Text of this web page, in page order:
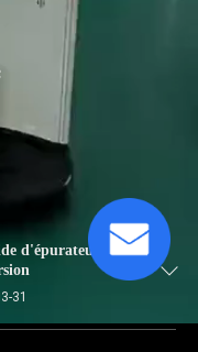
d'épurateur
31